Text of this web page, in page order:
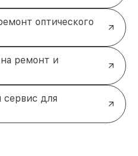
оптического
ремонт и
для